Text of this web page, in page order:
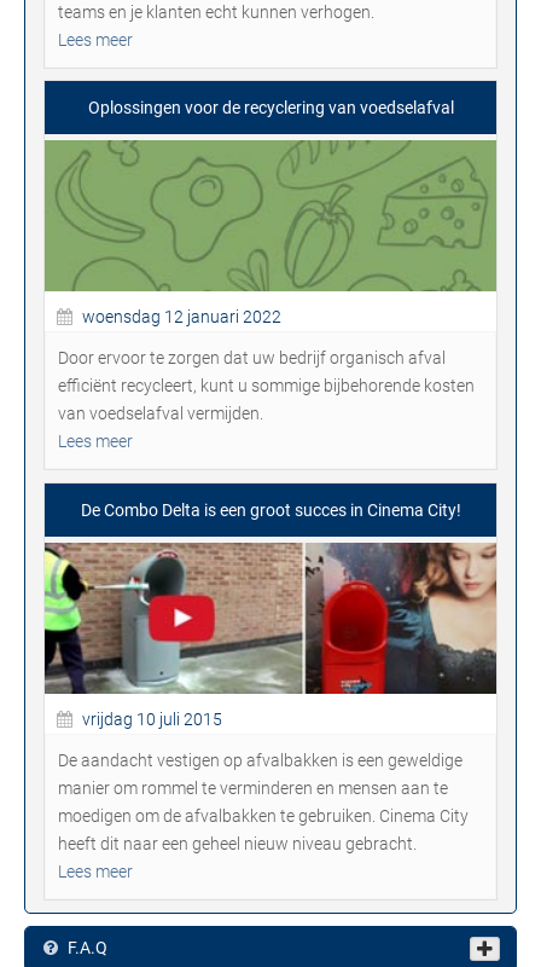
teams en je klanten echt kunnen verhogen.
Lees meer
Oplossingen voor de recyclering van voedselafval
woensdag 12 januari 2022
Door ervoor te zorgen dat uw bedrijf organisch afval
efficiënt recycleert, kunt u sommige bijbehorende kosten
van voedselafval vermijden.
Lees meer
De Combo Delta is een groot succes in Cinema City!
vrijdag 10 juli 2015
De aandacht vestigen op afvalbakken is een geweldige
manier om rommel te verminderen en mensen aan te
moedigen om de afvalbakken te gebruiken. Cinema City
heeft dit naar een geheel nieuw niveau gebracht.
Lees meer
F.A.Q